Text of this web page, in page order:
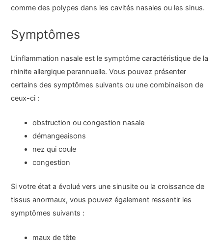
comme des polypes dans les cavités nasales ou les sinus.
Symptômes
L’inflammation nasale est le symptôme caractéristique de la
rhinite allergique perannuelle. Vous pouvez présenter
certains des symptômes suivants ou une combinaison de
ceux-ci :
obstruction ou congestion nasale
démangeaisons
nez qui coule
congestion
Si votre état a évolué vers une sinusite ou la croissance de
tissus anormaux, vous pouvez également ressentir les
symptômes suivants :
maux de tête